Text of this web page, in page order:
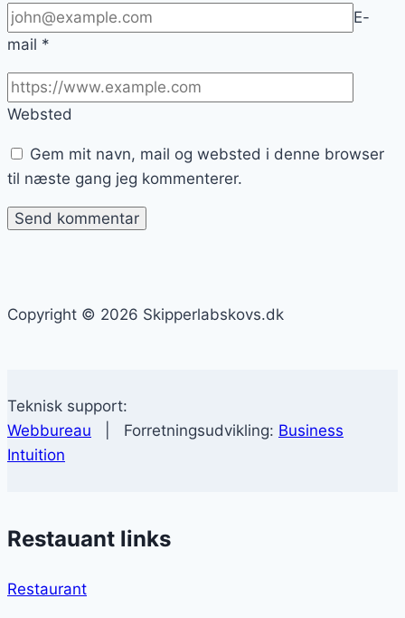
E-
mail *
Websted
Gem mit navn, mail og websted i denne browser
til næste gang jeg kommenterer.
Copyright © 2026 Skipperlabskovs.dk
Teknisk support:
Webbureau | Forretningsudvikling: Business
Intuition
Restauant links
Restaurant